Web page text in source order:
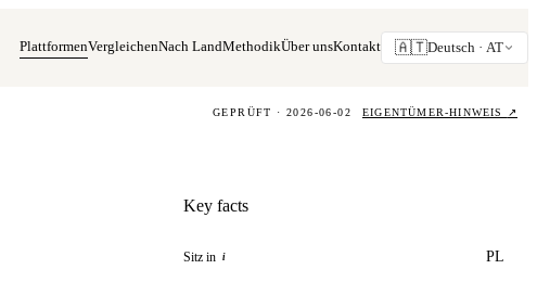
PlattformenVergleichenNach LandMethodikÜber unsKontakt 🇦🇹Deutsch · AT
GEPRÜFT · 2026-06-02 EIGENTÜMER-HINWEIS ↗
Key facts
Sitz in i PL